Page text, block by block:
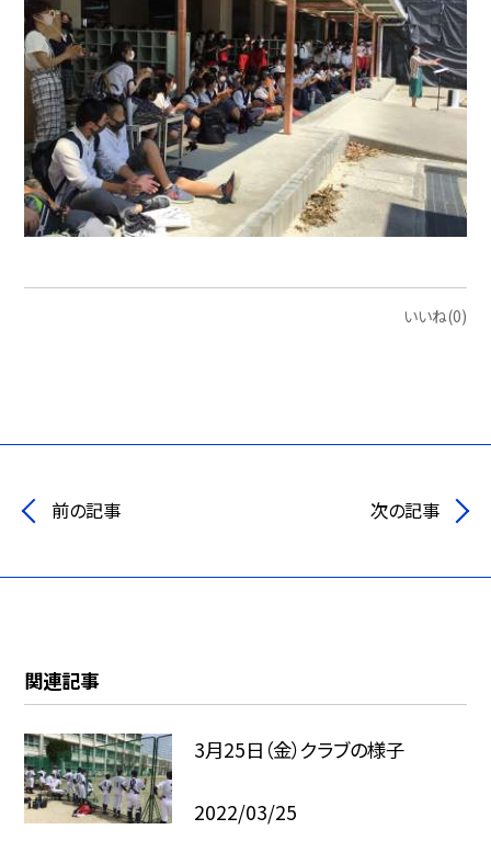
いいね(0)
前の記事 次の記事
関連記事
3月25日（金）クラブの様子
2022/03/25